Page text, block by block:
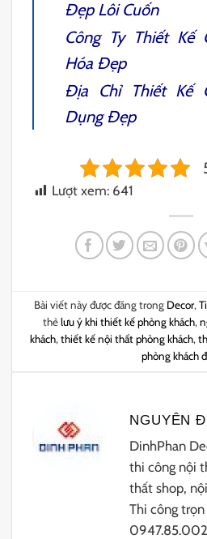
Đẹp Lôi Cuốn
Công Ty Thiết Kế
HóaĐẹp
Địa Chỉ Thiết Kế
DụngĐẹp
Lượt xem: 641
Bài viết này được đăng trong Decor,
thẻlưu ý khi thiết kế phòng khách,
khách,thiết kế nội thất phòng khách,
phòng khách
NGUYÊN
DinhPhan
thi công nội
thất shop,
Thi công trọn